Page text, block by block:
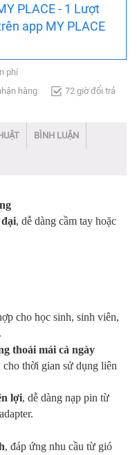
PLACE - 1 Lượt
app MY PLACE
phí
hàng 72 giờ đổi trả
BÌNH LUẬN
, dễ dàng cầm tay hoặc
cho học sinh, sinh viên,
thoải mái cả ngày
cho thời gian sử dụng liên
lợi, dễ dàng nạp pin từ
, đáp ứng nhu cầu từ gió